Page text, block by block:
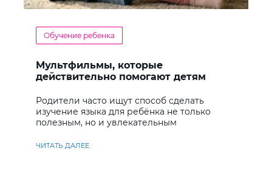
Обучение ребенка
Мультфильмы, которые
действительно помогают детям
Родители часто ищут способ сделать
изучение языка для ребёнка не только
полезным, но и увлекательным
ЧИТАТЬ ДАЛЕЕ